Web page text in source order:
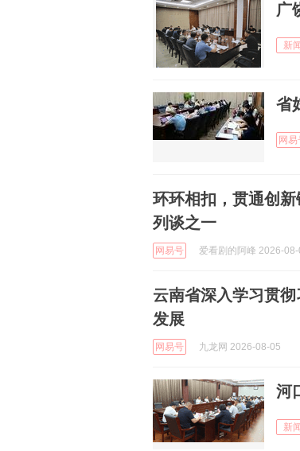
广
新闻
省
网易
环环相扣，贯通创
列谈之一
网易号 爱看剧的阿峰 2026-08-
云南省深入学习贯
发展
网易号 九龙网 2026-08-05
河
新闻